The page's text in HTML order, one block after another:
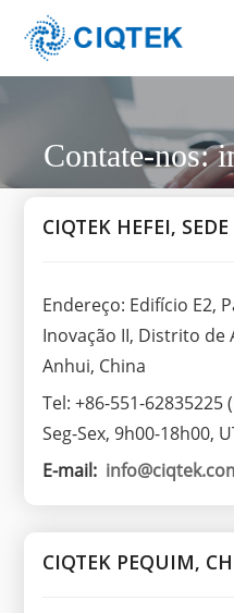
Contate-nos:
CIQTEK HEFEI, SEDE
Endereço: Edifício E2,
Inovação II, Distrito de
Anhui, China
Tel: +86-551-
Seg-Sex, 9h00-18h00,
E-mail:
CIQTEK PEQUIM,